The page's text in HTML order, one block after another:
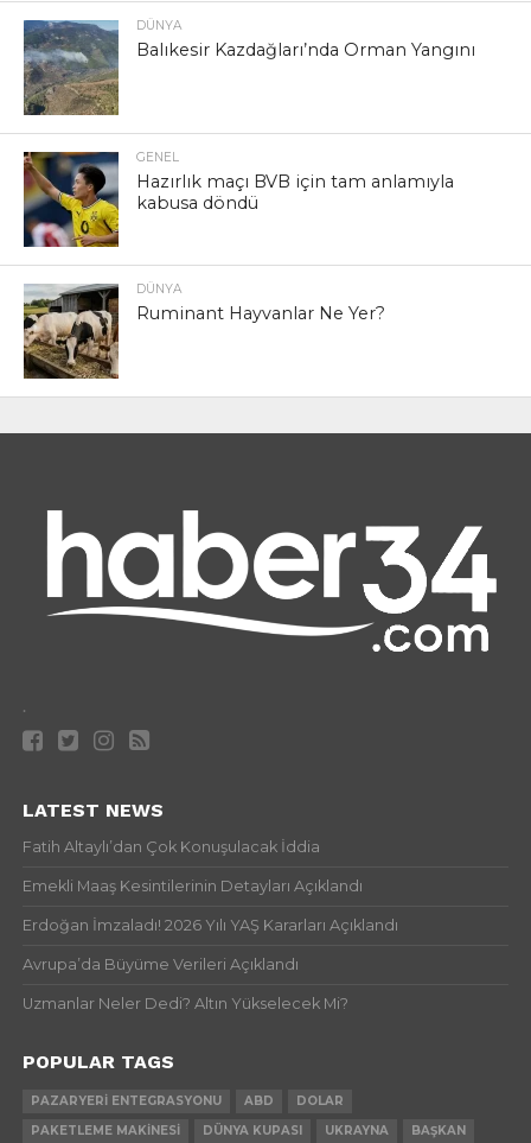
DÜNYA
Balıkesir Kazdağları’nda Orman Yangını
GENEL
Hazırlık maçı BVB için tam anlamıyla
kabusa döndü
DÜNYA
Ruminant Hayvanlar Ne Yer?
.
LATEST NEWS
Fatih Altaylı’dan Çok Konuşulacak İddia
Emekli Maaş Kesintilerinin Detayları Açıklandı
Erdoğan İmzaladı! 2026 Yılı YAŞ Kararları Açıklandı
Avrupa’da Büyüme Verileri Açıklandı
Uzmanlar Neler Dedi? Altın Yükselecek Mi?
POPULAR TAGS
PAZARYERI ENTEGRASYONU ABD
DOLAR
PAKETLEME MAKINESI
DÜNYA KUPASI UKRAYNA BAŞKAN